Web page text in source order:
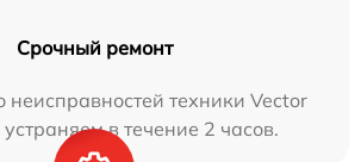
Срочный ремонт
неисправностей техники Vector
в течение 2 часов.